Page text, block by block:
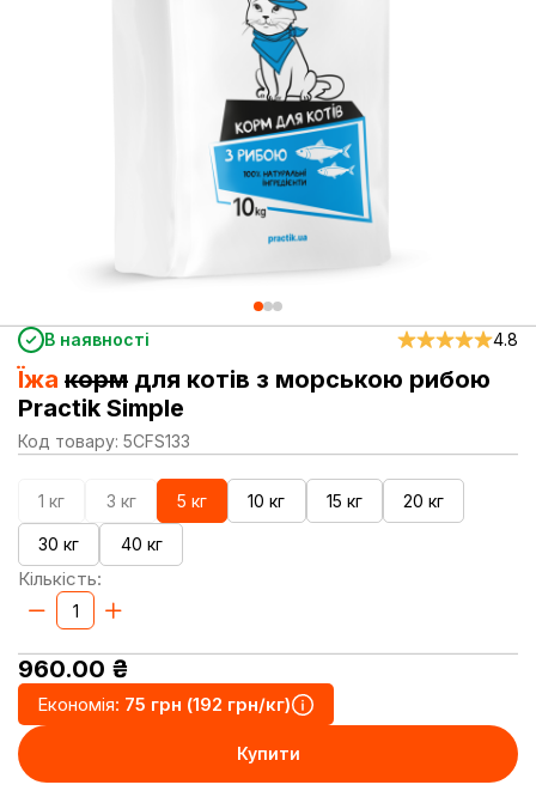
В наявності 4.8
Їжа корм для котів з морською рибою
Practik Simple
Код товару: 5CFS133
1 кг 3 кг 5 кг 10 кг 15 кг 20 кг
30 кг 40 кг
Кількість:
960.00 ₴
Економія: 75 грн (192 грн/кг)
Купити